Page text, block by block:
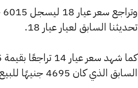
تحديثنا السابق لعيار عيار 18.
السابق الذي كان 4695 جنيهًا للبيع و4660 جنيهًا للشراء.